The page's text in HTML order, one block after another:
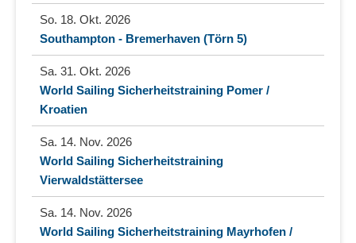
So. 18. Okt. 2026
Southampton - Bremerhaven (Törn 5)
Sa. 31. Okt. 2026
World Sailing Sicherheitstraining Pomer /
Kroatien
Sa. 14. Nov. 2026
World Sailing Sicherheitstraining
Vierwaldstättersee
Sa. 14. Nov. 2026
World Sailing Sicherheitstraining Mayrhofen /